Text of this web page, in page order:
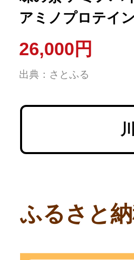
アミノプロテイ
粉末 スティック
酸 ホエイ カシス
26,000円
出典：さとふる
ふるさと